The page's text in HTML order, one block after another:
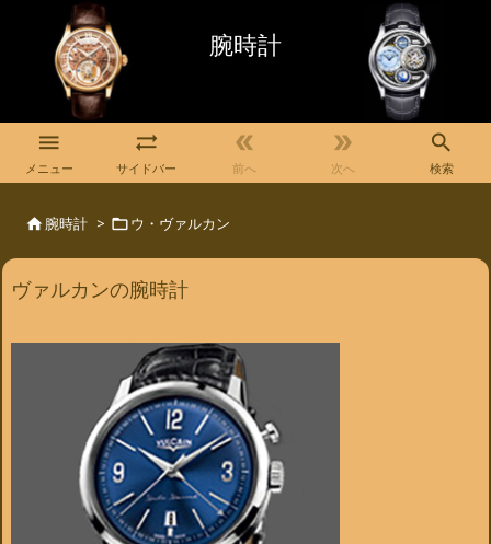
腕時計

メニュー

サイドバー

前へ

次へ

検索
 腕時計 > ウ・ヴァルカン
ヴァルカンの腕時計